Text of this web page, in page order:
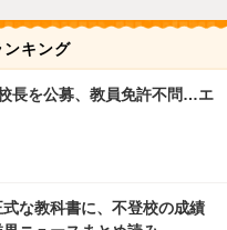
ンキング
長を公募、教員免許不問…エ
な教科書に、不登校の成績